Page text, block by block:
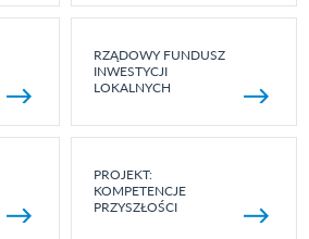
RZĄDOWY FUNDUSZ
INWESTYCJI
LOKALNYCH
PROJEKT:
KOMPETENCJE
PRZYSZŁOŚCI